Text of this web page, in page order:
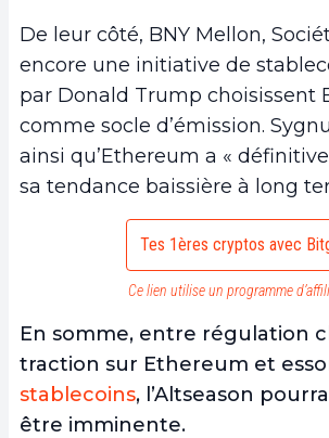
De leur côté, BNY Mellon,
encore une initiative de
par Donald Trump choisissent
comme socle d’émission.
ainsi qu’Ethereum a «
sa tendance baissière à long
Tes 1ères cryptos avec
Ce lien utilise un programme
En somme, entre régulation
traction sur Ethereum et
stablecoins, l’Altseason
être imminente.